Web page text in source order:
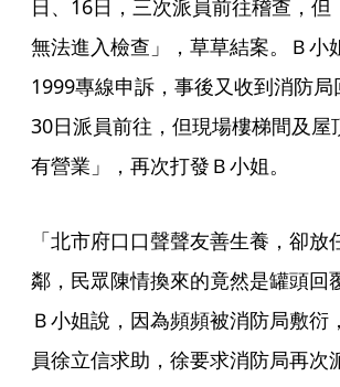
日、16日，三次派員前往稽查，但
無法進入檢查」，草草結案。Ｂ小
1999專線申訴，事後又收到消防
30日派員前往，但現場樓梯間及屋
有營業」，再次打發Ｂ小姐。
「北市府口口聲聲友善生養，卻放
鄰，民眾陳情換來的竟然是罐頭回
Ｂ小姐說，因為頻頻被消防局敷衍
員徐立信求助，徐要求消防局再次